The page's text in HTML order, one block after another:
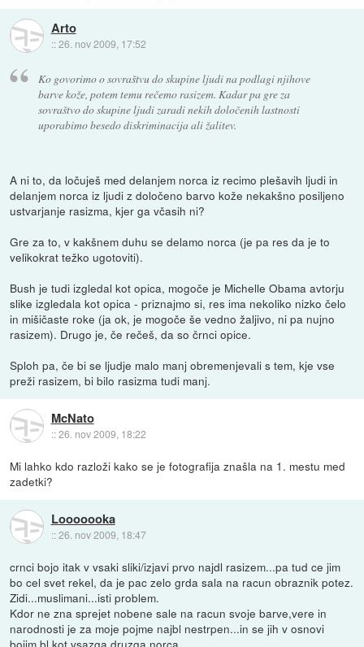
Arto
::26. nov 2009, 17:52
Ko govorimo o sovraštvu do skupine ljudi na podlagi njihove
barve kože, potem temu rečemo rasizem. Kadar pa gre za
sovraštvo do skupine ljudi zaradi nekih določenih lastnosti
uporabimo besedo diskriminacija ali žalitev.
A ni to, da ločuješ med delanjem norca iz recimo plešavih ljudi in
delanjem norca iz ljudi z določeno barvo kože nekakšno posiljeno
ustvarjanje rasizma, kjer ga včasih ni?
Gre za to, v kakšnem duhu se delamo norca (je pa res da je to
velikokrat težko ugotoviti).
Bush je tudi izgledal kot opica, mogoče je Michelle Obama avtorju
slike izgledala kot opica - priznajmo si, res ima nekoliko nizko čelo
in mišičaste roke (ja ok, je mogoče še vedno žaljivo, ni pa nujno
rasizem). Drugo je, če rečeš, da so črnci opice.
Sploh pa, če bi se ljudje malo manj obremenjevali s tem, kje vse
preži rasizem, bi bilo rasizma tudi manj.
McNato
::26. nov 2009, 18:22
Mi lahko kdo razloži kako se je fotografija znašla na 1. mestu med
zadetki?
Looooooka
::26. nov 2009, 18:47
crnci bojo itak v vsaki sliki/izjavi prvo najdl rasizem...pa tud ce jim
bo cel svet rekel, da je pac zelo grda sala na racun obraznik potez.
Zidi...muslimani...isti problem.
Kdor ne zna sprejet nobene sale na racun svoje barve,vere in
narodnosti je za moje pojme najbl nestrpen...in se jih v osnovi